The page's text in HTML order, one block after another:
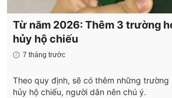
Từ năm 2026: Thêm 3 trường
hủy hộ chiếu
7 tháng trước
Theo quy định, sẽ có thêm những trường
hủy hộ chiếu, người dân nên chú ý.